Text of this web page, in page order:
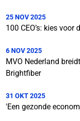
25 NOV 2025
100 CEO’s: kies
6 NOV 2025
MVO Nederland
Brightfiber
31 OKT 2025
'Een gezonde